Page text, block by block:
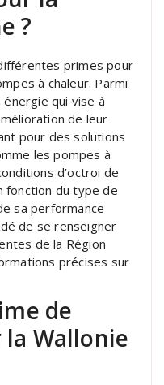
?
primes pour
à chaleur. Parmi
qui vise à
de leur
pour des solutions
les pompes à
d’octroi de
fonction du type de
sa performance
de se renseigner
de la Région
précises sur
de
Wallonie